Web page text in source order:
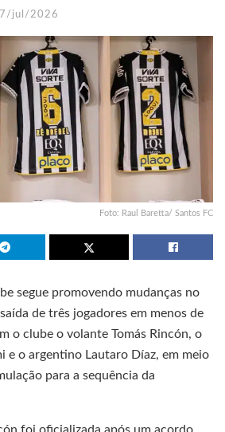
jul/2026
Foto: Raul Baretta/ Santos FC
segue promovendo mudanças no
de três jogadores em menos de
o clube o volante Tomás Rincón, o
e o argentino Lautaro Díaz, em meio
para a sequência da
foi oficializada após um acordo